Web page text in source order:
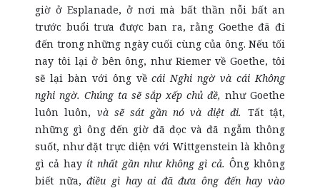
giờ ở Esplanade, ở nơi mà bất thần nỗi bất an
trước buổi trưa được ban ra, rằng Goethe đã đi
đến trong những ngày cuối cùng của ông. Nếu tối
nay tôi lại ở bên ông, như Riemer về Goethe, tôi
sẽ lại bàn với ông vềcái Nghi ngờ và cái Không
nghi ngờ. Chúng ta sẽ sắp xếp chủ đề, như Goethe
luôn luôn, và sẽ sát gần nó và diệt đi. Tất tật,
những gì ông đến giờ đã đọc và đã ngẫm thông
suốt, như đặt trực diện với Wittgenstein là không
gì cả hay ít nhất gần như không gì cả. Ông không
biết nữa,điều gì hay ai đã đưa ông đến hay vào